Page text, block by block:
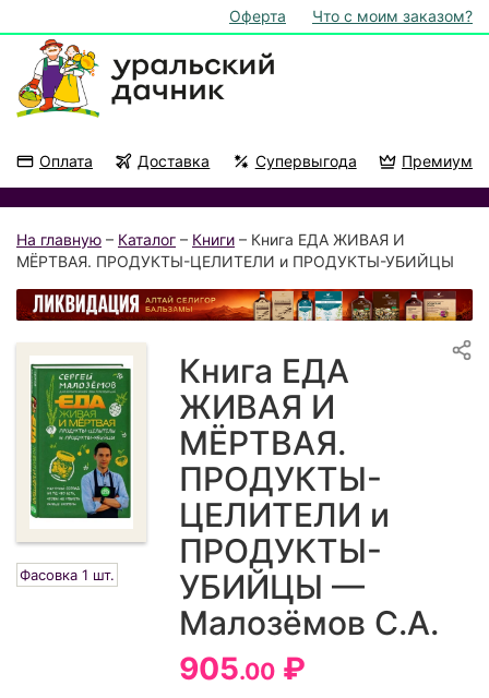
Оферта Что с моим заказом?
Оплата Доставка Супервыгода Премиум
На главную – Каталог – Книги – Книга ЕДА ЖИВАЯ И
МЁРТВАЯ. ПРОДУКТЫ-ЦЕЛИТЕЛИ и ПРОДУКТЫ-УБИЙЦЫ
Фасовка 1 шт.
Книга ЕДА
ЖИВАЯ И
МЁРТВАЯ.
ПРОДУКТЫ-
ЦЕЛИТЕЛИ и
ПРОДУКТЫ-
УБИЙЦЫ —
Малозёмов С.А.
905.00 ₽